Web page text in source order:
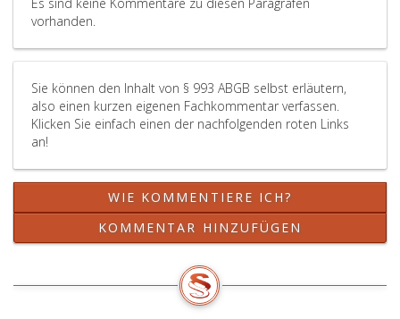
vorhanden.
Sie können den Inhalt von § 993 ABGB selbst erläutern,
also einen kurzen eigenen Fachkommentar verfassen.
Klicken Sie einfach einen der nachfolgenden roten Links
an!
WIE KOMMENTIERE ICH?
KOMMENTAR HINZUFÜGEN